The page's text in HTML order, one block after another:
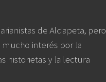
de Aldapeta, pero
interés por la
historietas y la lectura